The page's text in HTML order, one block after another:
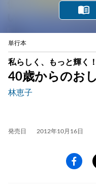
単行本
私らしく、もっと輝く！
40歳からのお
林恵子
発売日 2012年10月16日